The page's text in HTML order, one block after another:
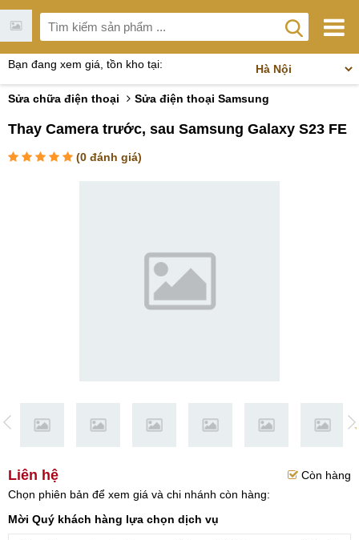
Bạn đang xem giá, tồn kho tại:
Sửa chữa điện thoại Sửa điện thoại Samsung
Thay Camera trước, sau Samsung Galaxy S23 FE
(0 đánh giá)
Liên hệ
Còn hàng
Chọn phiên bản để xem giá và chi nhánh còn hàng:
Mời Quý khách hàng lựa chọn dịch vụ